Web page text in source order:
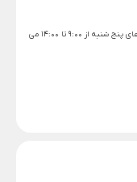
ساعت کاری شنبه تا چهار شنبه 9:00 تا 17:00 و روز های پنج شنبه از 9:00 تا 14:00 می